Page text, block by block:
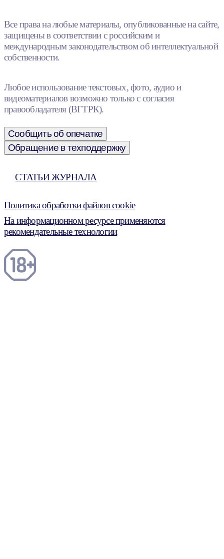
Все права на любые материалы, опубликованные на сайте,
защищены в соответствии с российским и
международным законодательством об интеллектуальной
собственности.
Любое использование текстовых, фото, аудио и
видеоматериалов возможно только с согласия
правообладателя (ВГТРК).
Сообщить об опечатке
Обращение в техподдержку
СТАТЬИ ЖУРНАЛА
Политика обработки файлов cookie
На информационном ресурсе применяются
рекомендательные технологии